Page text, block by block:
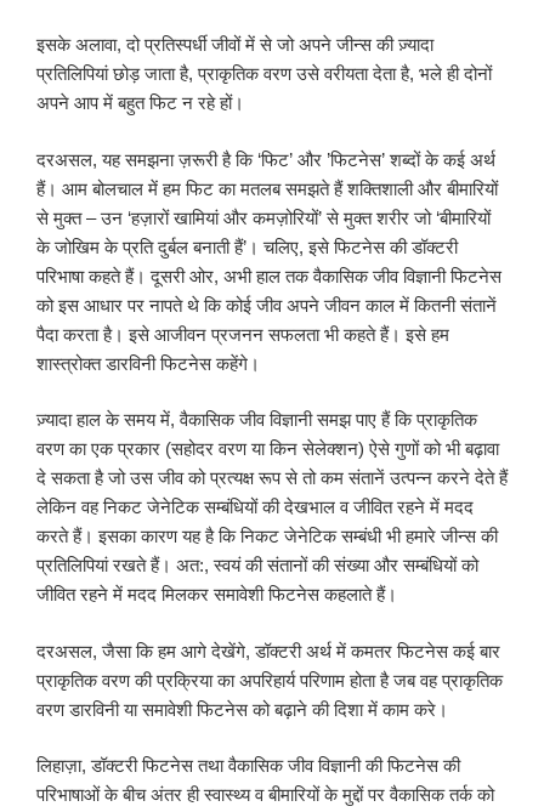
इसके अलावा, दो प्रतिस्पर्धी जीवों में से जो अपने जीन्स की ज़्यादा
प्रतिलिपियां छोड़ जाता है, प्राकृतिक वरण उसे वरीयता देता है, भले ही दोनों
अपने आप में बहुत फिट न रहे हों।
दरअसल, यह समझना ज़रूरी है कि ‘फिट’ और ’फिटनेस’ शब्दों के कई अर्थ
हैं। आम बोलचाल में हम फिट का मतलब समझते हैं शक्तिशाली और बीमारियों
से मुक्त – उन ‘हज़ारों खामियां और कमज़ोरियों’ से मुक्त शरीर जो ‘बीमारियों
के जोखिम के प्रति दुर्बल बनाती हैं’। चलिए, इसे फिटनेस की डॉक्टरी
परिभाषा कहते हैं। दूसरी ओर, अभी हाल तक वैकासिक जीव विज्ञानी फिटनेस
को इस आधार पर नापते थे कि कोई जीव अपने जीवन काल में कितनी संतानें
पैदा करता है। इसे आजीवन प्रजनन सफलता भी कहते हैं। इसे हम
शास्त्रोक्त डारविनी फिटनेस कहेंगे।
ज़्यादा हाल के समय में, वैकासिक जीव विज्ञानी समझ पाए हैं कि प्राकृतिक
वरण का एक प्रकार (सहोदर वरण या किन सेलेक्शन) ऐसे गुणों को भी बढ़ावा
दे सकता है जो उस जीव को प्रत्यक्ष रूप से तो कम संतानें उत्पन्न करने देते हैं
लेकिन वह निकट जेनेटिक सम्बंधियों की देखभाल व जीवित रहने में मदद
करते हैं। इसका कारण यह है कि निकट जेनेटिक सम्बंधी भी हमारे जीन्स की
प्रतिलिपियां रखते हैं। अत:, स्वयं की संतानों की संख्या और सम्बंधियों को
जीवित रहने में मदद मिलकर समावेशी फिटनेस कहलाते हैं।
दरअसल, जैसा कि हम आगे देखेंगे, डॉक्टरी अर्थ में कमतर फिटनेस कई बार
प्राकृतिक वरण की प्रक्रिया का अपरिहार्य परिणाम होता है जब वह प्राकृतिक
वरण डारविनी या समावेशी फिटनेस को बढ़ाने की दिशा में काम करे।
लिहाज़ा, डॉक्टरी फिटनेस तथा वैकासिक जीव विज्ञानी की फिटनेस की
परिभाषाओं के बीच अंतर ही स्वास्थ्य व बीमारियों के मुद्दों पर वैकासिक तर्क को